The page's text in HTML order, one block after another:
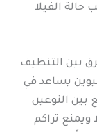
الفيلا
بين التنظيف
يساعد في
بين النوعين
تراكم